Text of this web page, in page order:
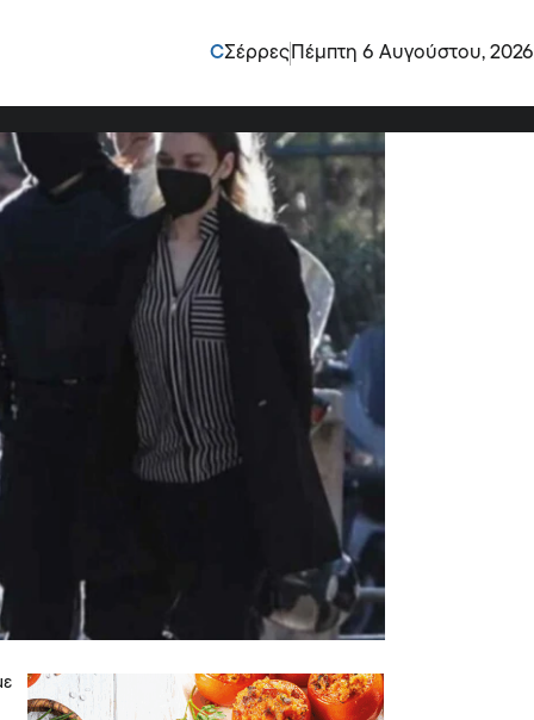
CΣέρρες Πέμπτη 6 Αυγούστου, 2026
στην Πισπιρίγκου
λίγοι